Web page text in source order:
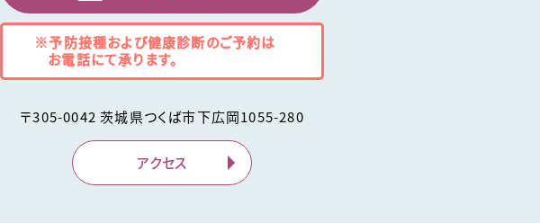
※予防接種および健康診断のご予約は
お電話にて承ります。
〒305-0042 茨城県つくば市下広岡1055-280
アクセス